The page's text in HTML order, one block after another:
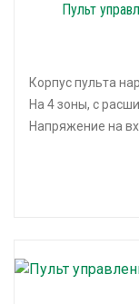
Пульт
Корпус пульта
На 4 зоны, с
Напряжение на